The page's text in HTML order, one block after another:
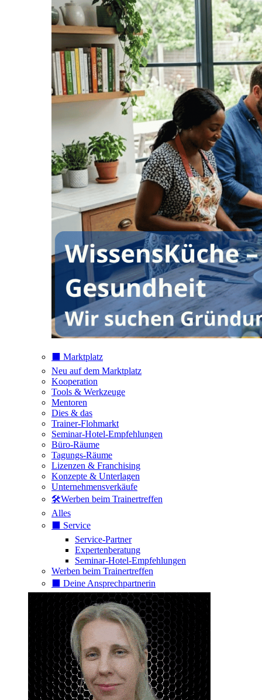
⬛️ Marktplatz
Neu auf dem Marktplatz
Kooperation
Tools & Werkzeuge
Mentoren
Dies & das
Trainer-Flohmarkt
Seminar-Hotel-Empfehlungen
Büro-Räume
Tagungs-Räume
Lizenzen & Franchising
Konzepte & Unterlagen
Unternehmensverkäufe
🛠️Werben beim Trainertreffen
Alles
⬛️ Service
Service-Partner
Expertenberatung
Seminar-Hotel-Empfehlungen
Werben beim Trainertreffen
⬛️ Deine Ansprechpartnerin